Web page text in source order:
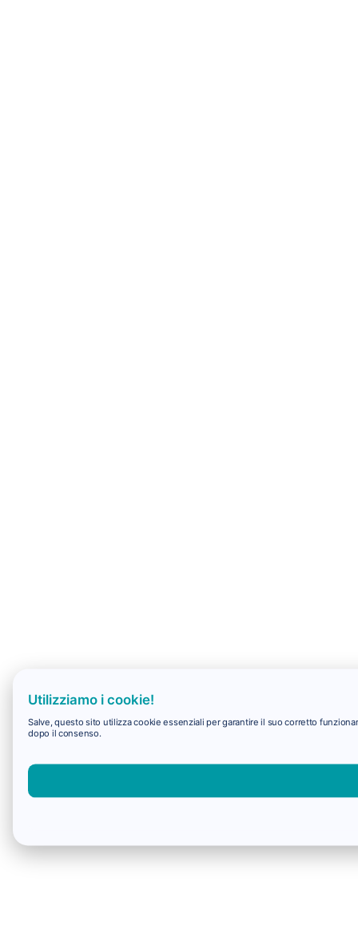
Utilizziamo i cookie!
Salve, questo sito utilizza cookie essenziali per garantire il suo corretto
dopo il consenso.